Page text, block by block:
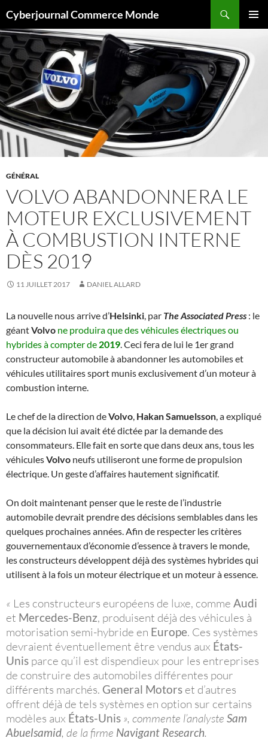
au
contenu
Cyberjournal Commerce Monde
GÉNÉRAL
VOLVO ABANDONNERA LE
MOTEUR EXCLUSIVEMENT
À COMBUSTION INTERNE
DÈS 2019
11 JUILLET 2017 DANIEL ALLARD
La nouvelle nous arrive d’Helsinki, par The Associated Press : le
géantVolvo ne produira que des véhicules électriques ou
hybrides à compter de 2019. Ceci fera de lui le 1er grand
constructeur automobile à abandonner les automobiles et
véhicules utilitaires sport munis exclusivement d’un moteur à
combustion interne.
Le chef de la direction deVolvo, Hakan Samuelsson, a expliqué
que la décision lui avait été dictée par la demande des
consommateurs. Elle fait en sorte que dans deux ans, tous les
véhiculesVolvo neufs utiliseront une forme de propulsion
électrique. Un geste d’affaires hautement significatif.
On doit maintenant penser que le reste de l’industrie
automobile devrait prendre des décisions semblables dans les
quelques prochaines années. Afin de respecter les critères
gouvernementaux d’économie d’essence à travers le monde,
les constructeurs développent déjà des systèmes hybrides qui
utilisent à la fois un moteur électrique et un moteur à essence.
« Les constructeurs européens de luxe, comme Audi
et Mercedes-Benz, produisent déjà des véhicules à
motorisation semi-hybride en Europe. Ces systèmes
devraient éventuellement être vendus aux États-
Unis parce qu’il est dispendieux pour les entreprises
de construire des automobiles différentes pour
différents marchés. General Motors et d’autres
offrent déjà de tels systèmes en option sur certains
modèles aux États-Unis », commente l’analyste Sam
Abuelsamid, de la firme Navigant Research.